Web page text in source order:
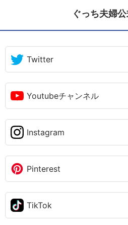
ぐっち夫婦
Twitter
Youtubeチャンネル
Instagram
Pinterest
TikTok